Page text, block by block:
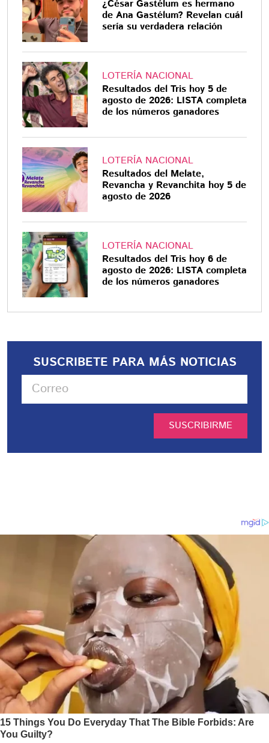
¿César Gastélum es hermano
de Ana Gastélum? Revelan cuál
sería su verdadera relación
LOTERÍA NACIONAL
Resultados del Tris hoy 5 de
agosto de 2026: LISTA completa
de los números ganadores
LOTERÍA NACIONAL
Resultados del Melate,
Revancha y Revanchita hoy 5 de
agosto de 2026
LOTERÍA NACIONAL
Resultados del Tris hoy 6 de
agosto de 2026: LISTA completa
de los números ganadores
SUSCRIBETE PARA MÁS NOTICIAS
SUSCRIBIRME